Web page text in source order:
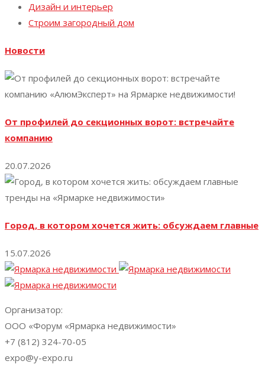
Дизайн и интерьер
Строим загородный дом
Новости
От профилей до секционных ворот: встречайте
компанию
20.07.2026
Город, в котором хочется жить: обсуждаем главные
15.07.2026
Организатор:
ООО «Форум «Ярмарка недвижимости»
+7 (812) 324-70-05
expo@y-expo.ru